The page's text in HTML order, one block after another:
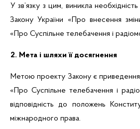
У зв’язку з цим, виникла
Закону України «Про внесення
«Про Суспільне телебачення і
2. Мета і шляхи її досягнення
Метою проекту Закону є
«Про Суспільне телебачення і
відповідність до положень
міжнародного права.